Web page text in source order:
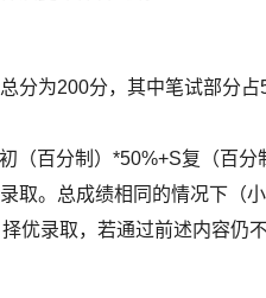
分为200分，其中笔试部分
（百分制）*50%+S复（百分
取。总成绩相同的情况下（
优录取，若通过前述内容仍